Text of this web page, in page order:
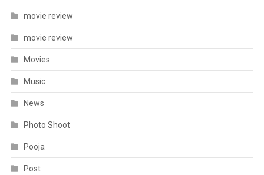
movie review
movie review
Movies
Music
News
Photo Shoot
Pooja
Post